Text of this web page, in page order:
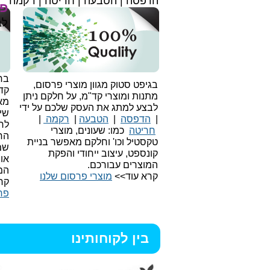
בגיפט סטוק מגוון מוצרי פרסום,
מתנות ומוצרי קד"מ, על חלקם ניתן
לבצע למתג את העסק שלכם על ידי
הדפסה הטבעה רקמה
חריטה כמו: שעונים, מוצרי
טקסטיל וכו' וחלקם מאפשר בניית
קונספט, עיצוב ייחודי והפקת
המוצרים עבורכם.
קרא עוד>> מוצרי פרסום שלנו
בין לקוחותינו